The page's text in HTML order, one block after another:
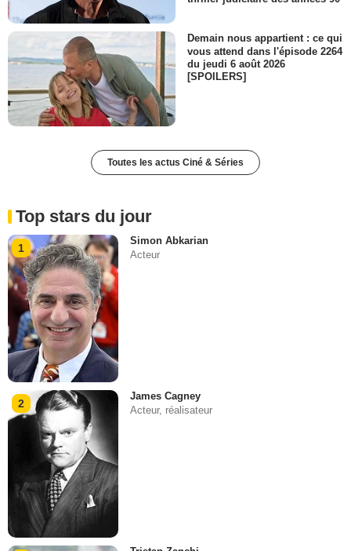
Demain nous appartient : ce qui
vous attend dans l'épisode 2264
du jeudi 6 août 2026
[SPOILERS]
Toutes les actus Ciné & Séries
Top stars du jour
1
Simon Abkarian
Acteur
2
James Cagney
Acteur, réalisateur